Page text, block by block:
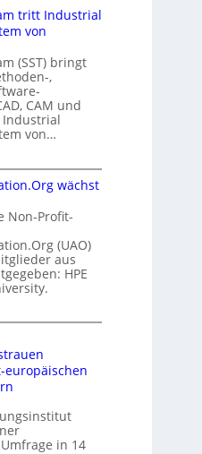
tritt Industrial
von
(SST) bringt
,
CAM und
Industrial
von…
wächst
Non-Profit-
(UAO)
aus
HPE
in 14